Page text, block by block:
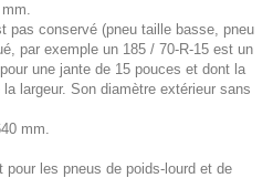
pas conservé (pneu taille basse, pneu
par exemple un 185 / 70-R-15 est un
une jante de 15 pouces et dont la
largeur. Son diamètre extérieur sans
mm.
les pneus de poids-lourd et de